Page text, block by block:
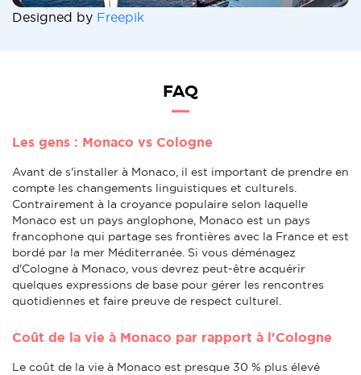
Designed by Freepik
FAQ
Les gens : Monaco vs Cologne
Avant de s'installer à Monaco, il est important de prendre en
compte les changements linguistiques et culturels.
Contrairement à la croyance populaire selon laquelle
Monaco est un pays anglophone, Monaco est un pays
francophone qui partage ses frontières avec la France et est
bordé par la mer Méditerranée. Si vous déménagez
d'Cologne à Monaco, vous devrez peut-être acquérir
quelques expressions de base pour gérer les rencontres
quotidiennes et faire preuve de respect culturel.
Coût de la vie à Monaco par rapport à l'Cologne
Le coût de la vie à Monaco est presque 30 % plus élevé